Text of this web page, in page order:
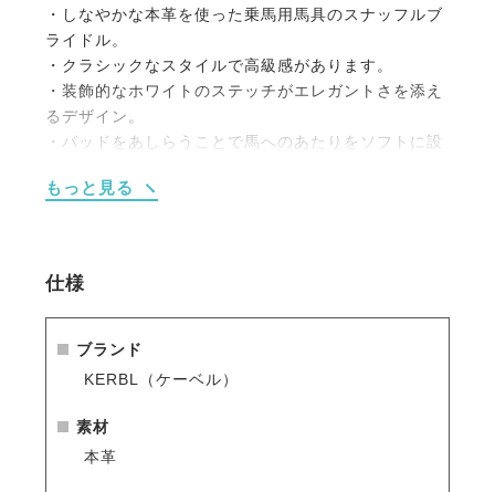
・しなやかな本革を使った乗馬用馬具のスナッフルブ
ライドル。
・クラシックなスタイルで高級感があります。
・装飾的なホワイトのステッチがエレガントさを添え
るデザイン。
・パッドをあしらうことで馬へのあたりをソフトに設
・扱いやすい布手綱付き。
もっと見る
仕様
ブランド
KERBL（ケーベル）
素材
本革